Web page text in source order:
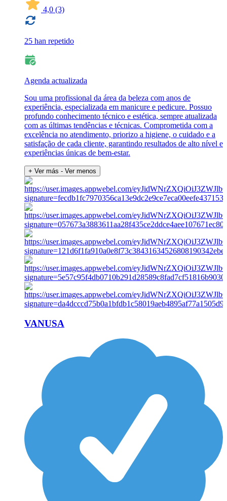
4,0 (3)
25 han repetido
Agenda actualizada
Sou uma profissional da área da beleza com anos de
experiência, especializada em manicure e pedicure. Possuo
profundo conhecimento técnico e estética, sempre atualizada
com as últimas tendências e técnicas. Comprometida com a
excelência no atendimento, priorizo a higiene, o cuidado e a
satisfação de cada cliente, garantindo resultados de alto nível e
experiências únicas de bem-estar.
+ Ver más - Ver menos
VANUSA